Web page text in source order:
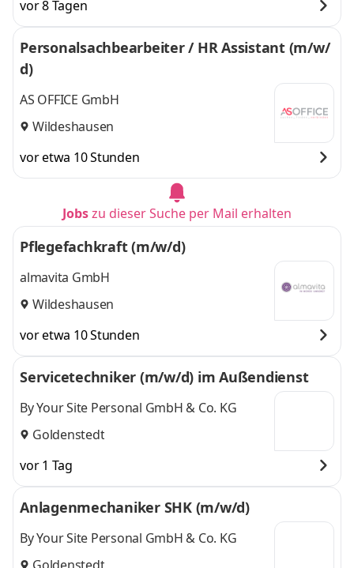
vor 8 Tagen
Personalsachbearbeiter / HR Assistant (m/w/
d)
AS OFFICE GmbH
Wildeshausen
vor etwa 10 Stunden
Jobszu dieser Suche per Mail erhalten
Pflegefachkraft (m/w/d)
almavita GmbH
Wildeshausen
vor etwa 10 Stunden
Servicetechniker (m/w/d) im Außendienst
By Your Site Personal GmbH & Co. KG
Goldenstedt
vor 1 Tag
Anlagenmechaniker SHK (m/w/d)
By Your Site Personal GmbH & Co. KG